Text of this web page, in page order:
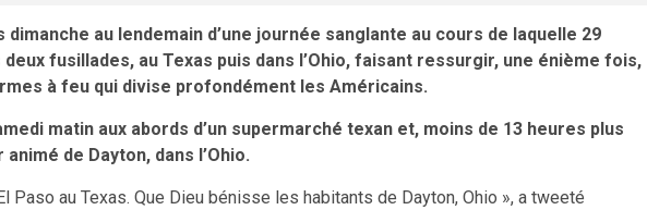
au lendemain d’une journée sanglante au cours de laquelle 29
fusillades, au Texas puis dans l’Ohio, faisant ressurgir, une énième fois,
à feu qui divise profondément les Américains.
matin aux abords d’un supermarché texan et, moins de 13 heures plus
de Dayton, dans l’Ohio.
Paso au Texas. Que Dieu bénisse les habitants de Dayton, Ohio », a tweeté